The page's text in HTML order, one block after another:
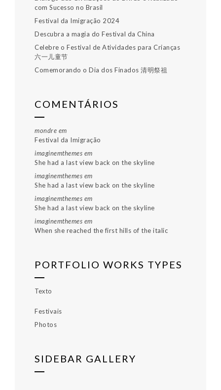
com Sucesso no Brasil
Festival da Imigração 2024
Descubra a magia do Festival da China
Celebre o Festival de Atividades para Crianças
六一儿童节
Comemorando o Dia dos Finados 清明祭祖
COMENTÁRIOS
mondre em
Festival da Imigração
imaginemthemes em
She had a last view back on the skyline
imaginemthemes em
She had a last view back on the skyline
imaginemthemes em
She had a last view back on the skyline
imaginemthemes em
When she reached the first hills of the italic
PORTFOLIO WORKS TYPES
Texto
Festivais
Photos
SIDEBAR GALLERY